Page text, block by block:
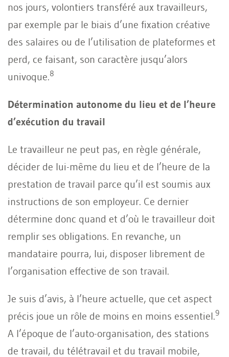
nos jours, volontiers transféré aux travailleurs,
par exemple par le biais d’une fixation créative
des salaires ou de l’utilisation de plateformes et
perd, ce faisant, son caractère jusqu’alors
univoque.8
Détermination autonome du lieu et de l’heure
d’exécution du travail
Le travailleur ne peut pas, en règle générale,
décider de lui-même du lieu et de l’heure de la
prestation de travail parce qu’il est soumis aux
instructions de son employeur. Ce dernier
détermine donc quand et d’où le travailleur doit
remplir ses obligations. En revanche, un
mandataire pourra, lui, disposer librement de
l’organisation effective de son travail.
Je suis d’avis, à l’heure actuelle, que cet aspect
précis joue un rôle de moins en moins essentiel.9
A l’époque de l’auto-organisation, des stations
de travail, du télétravail et du travail mobile,